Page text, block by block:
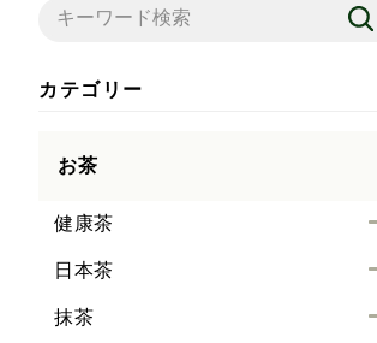
カテゴリー
お茶
健康茶
日本茶
抹茶